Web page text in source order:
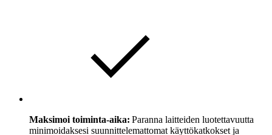
Maksimoi toiminta-aika: Paranna laitteiden luotettavuutta
minimoidaksesi suunnittelemattomat käyttökatkokset ja